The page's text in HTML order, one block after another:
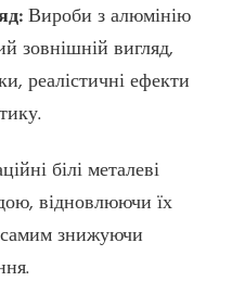
Вироби з алюмінію
зовнішній вигляд,
реалістичні ефекти
білі металеві
відновлюючи їх
самим знижуючи